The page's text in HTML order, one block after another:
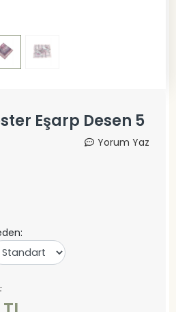
Eşarp Desen 5
Yorum Yaz